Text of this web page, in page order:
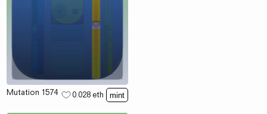
Mutation 1574 0.028 eth mint